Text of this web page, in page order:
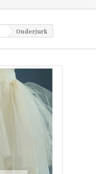
Onderjurk